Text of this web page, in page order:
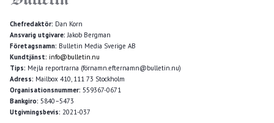
Chefredaktör: Dan Korn
Ansvarig utgivare: Jakob Bergman
Företagsnamn: Bulletin Media Sverige AB
Kundtjänst: info@bulletin.nu
Tips: Mejla reportrarna (förnamn.efternamn@bulletin.nu)
Adress: Mailbox 410, 111 73 Stockholm
Organisationsnummer: 559367-0671
Bankgiro: 5840–5473
Utgivningsbevis: 2021-037